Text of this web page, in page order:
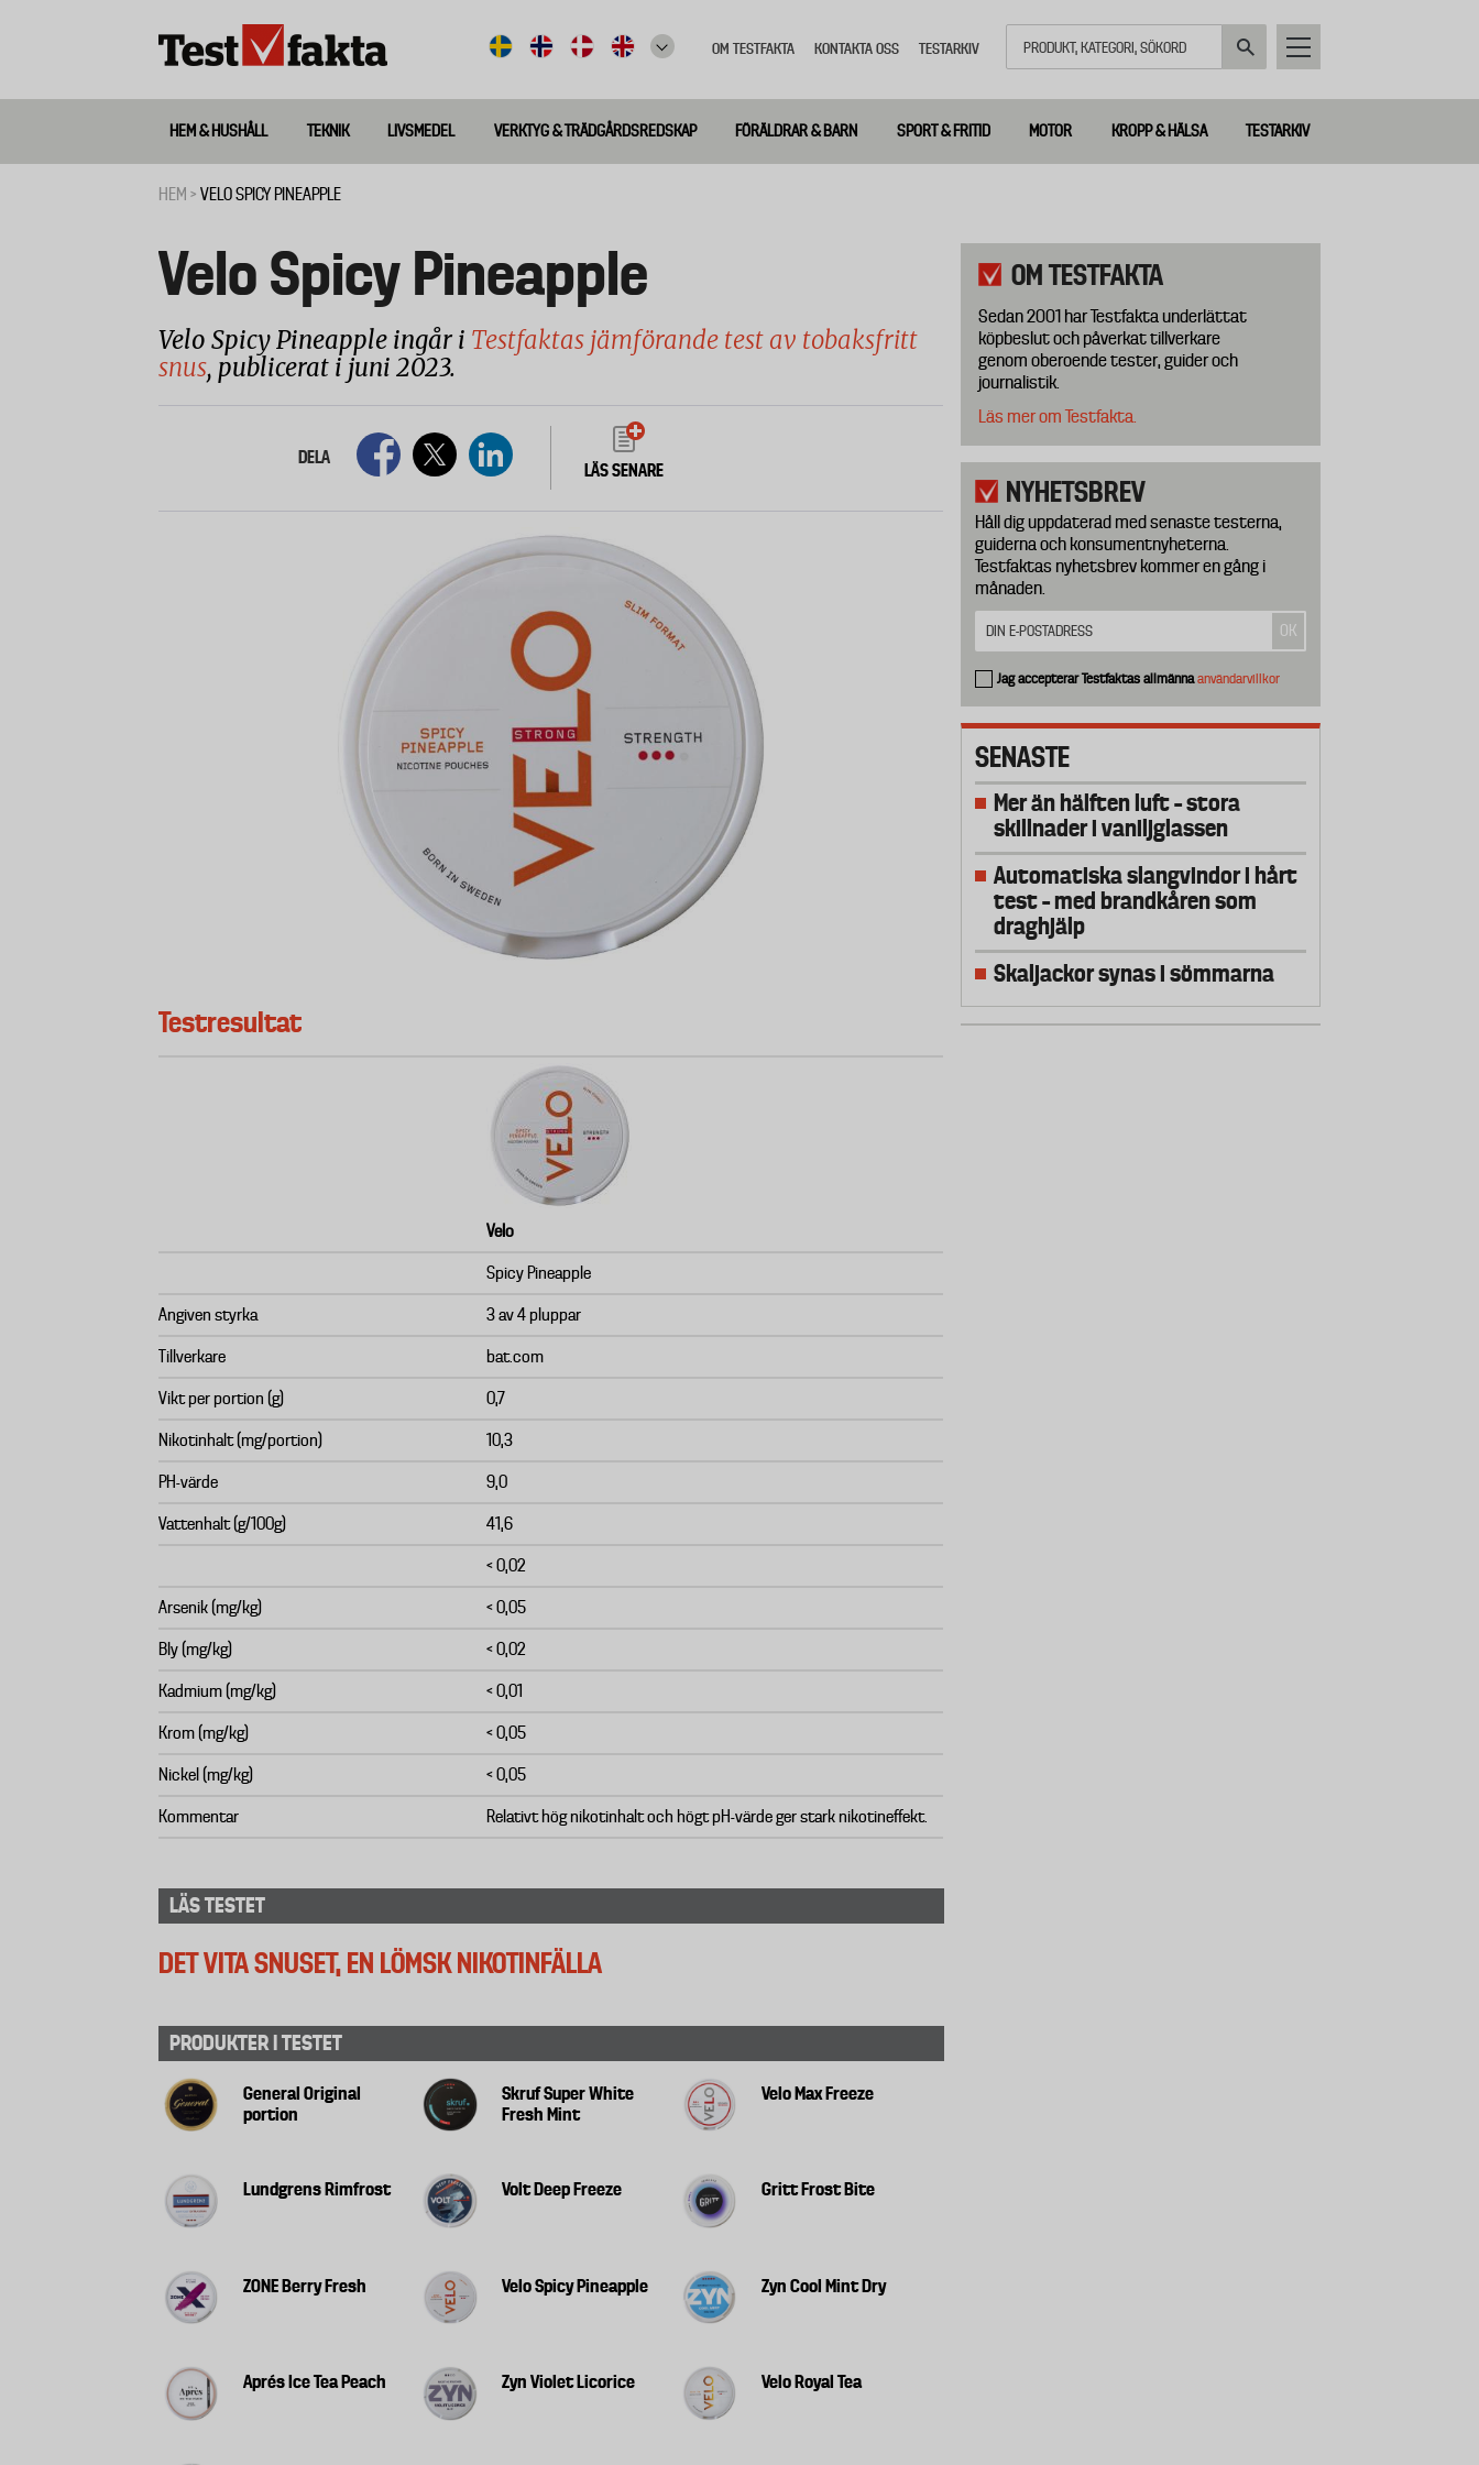
meny
OM TESTFAKTA KONTAKTA OSS TESTARKIV
Huvudmeny
ny
HEM & HUSHÅLL TEKNIK LIVSMEDEL VERKTYG & TRÄDGÅRDSREDSKAP FÖRÄLDRAR & BARN SPORT & FRITID MOTOR KROPP & HÄLSA TESTARKIV
HEM VELO SPICY PINEAPPLE
Velo Spicy Pineapple
Velo Spicy Pineapple ingår i Testfaktas jämförande test av tobaksfritt
snus, publicerat i juni 2023.
DELA
LÄS SENARE
Testresultat
Velo
Spicy Pineapple
Angiven styrka 3 av 4 pluppar
Tillverkare bat.com
Vikt per portion (g) 0,7
Nikotinhalt (mg/portion) 10,3
PH-värde 9,0
Vattenhalt (g/100g) 41,6
< 0,02
Arsenik (mg/kg) < 0,05
Bly (mg/kg) < 0,02
Kadmium (mg/kg) < 0,01
Krom (mg/kg) < 0,05
Nickel (mg/kg) < 0,05
Kommentar Relativt hög nikotinhalt och högt pH-värde ger stark nikotineffekt.
LÄS TESTET
DET VITA SNUSET, EN LÖMSK NIKOTINFÄLLA
PRODUKTER I TESTET
General Original
portion
Skruf Super White
Fresh Mint
Velo Max Freeze
Lundgrens Rimfrost Volt Deep Freeze Gritt Frost Bite
ZONE Berry Fresh Velo Spicy Pineapple Zyn Cool Mint Dry
Aprés Ice Tea Peach Zyn Violet Licorice Velo Royal Tea
OM TESTFAKTA
Sedan 2001 har Testfakta underlättat
köpbeslut och påverkat tillverkare
genom oberoende tester, guider och
journalistik.
Läs mer om Testfakta.
NYHETSBREV
Håll dig uppdaterad med senaste testerna,
guiderna och konsumentnyheterna.
Testfaktas nyhetsbrev kommer en gång i
månaden.
Jag accepterar Testfaktas allmännaanvändarvillkor
SENASTE
Mer än hälften luft – stora
skillnader i vaniljglassen
Automatiska slangvindor i hårt
test – med brandkåren som
draghjälp
Skaljackor synas i sömmarna